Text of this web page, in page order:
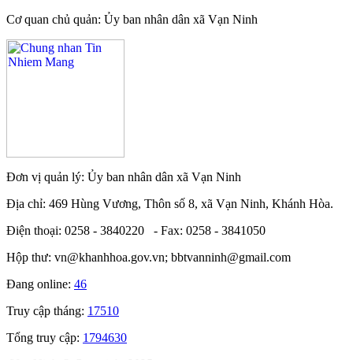
Cơ quan chủ quản: Ủy ban nhân dân xã Vạn Ninh
Đơn vị quản lý: Ủy ban nhân dân xã Vạn Ninh
Địa chỉ: 469 Hùng Vương, Thôn số 8, xã Vạn Ninh, Khánh Hòa.
Điện thoại: 0258 - 3840220 - Fax: 0258 - 3841050
Hộp thư: vn@khanhhoa.gov.vn; bbtvanninh@gmail.com
Đang online: 46
Truy cập tháng: 17510
Tổng truy cập: 1794630